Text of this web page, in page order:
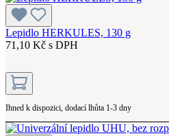
Lepidlo HERKULES, 130 g
71,10 Kč s DPH
Ihned k dispozici, dodací lhůta 1-3 dny